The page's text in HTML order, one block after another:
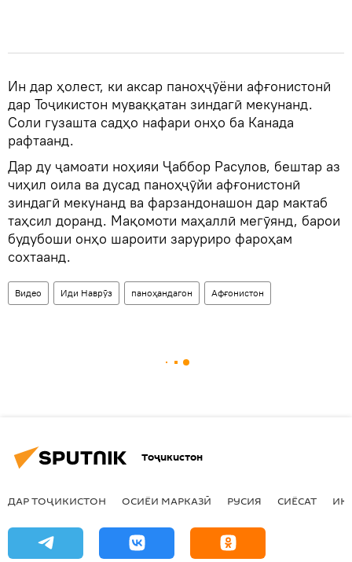
Ин дар ҳолест, ки аксар паноҳҷӯёни афғонистонӣ
дар Тоҷикистон муваққатан зиндагӣ мекунанд.
Соли гузашта садҳо нафари онҳо ба Канада
рафтаанд.
Дар ду ҷамоати ноҳияи Ҷаббор Расулов, бештар аз
чиҳил оила ва дусад паноҳҷӯйи афғонистонӣ
зиндагӣ мекунанд ва фарзандонашон дар мактаб
таҳсил доранд. Мақомоти маҳаллӣ мегӯянд, барои
будубоши онҳо шароити заруриро фароҳам
сохтаанд.
Видео Иди Наврӯз паноҳандагон Афғонистон
Тоҷикистон
ДАР ТОҶИКИСТОН ОСИЁИ МАРКАЗӢ РУСИЯ СИЁСАТ